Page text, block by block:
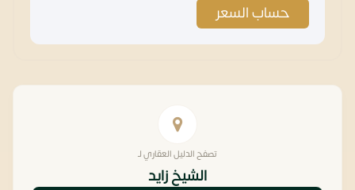
حساب السعر
تصفح الدليل العقاري لـ
الشيخ زايد